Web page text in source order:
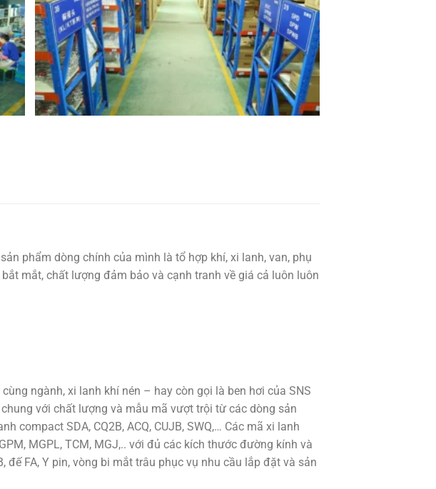
phẩm dòng chính của mình là tổ hợp khí, xi lanh, van, phụ
mắt, chất lượng đảm bảo và cạnh tranh về giá cả luôn luôn
ngành, xi lanh khí nén – hay còn gọi là ben hơi của SNS
với chất lượng và mẫu mã vượt trội từ các dòng sản
compact SDA, CQ2B, ACQ, CUJB, SWQ,… Các mã xi lanh
MGPL, TCM, MGJ,.. với đủ các kích thước đường kính và
đế FA, Y pin, vòng bi mắt trâu phục vụ nhu cầu lắp đặt và sản